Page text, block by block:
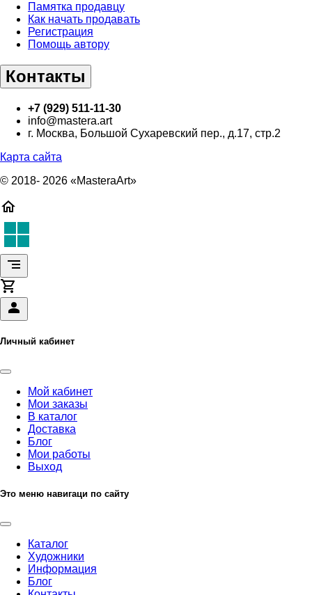
Памятка продавцу
Как начать продавать
Регистрация
Помощь автору
Контакты
+7 (929) 511-11-30
info@mastera.art
г. Москва, Большой Сухаревский пер., д.17, стр.2
Карта сайта
© 2018- 2026 «MasteraArt»
Личный кабинет
Мой кабинет
Мои заказы
В каталог
Доставка
Блог
Мои работы
Выход
Это меню навигаци по сайту
Каталог
Художники
Информация
Блог